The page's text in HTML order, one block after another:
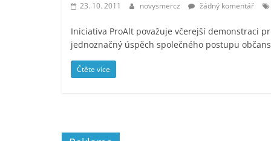
23. 10. 2011 novysmercz žádný komentář
Iniciativa ProAlt považuje včerejší demonstraci
jednoznačný úspěch společného postupu
Čtěte více